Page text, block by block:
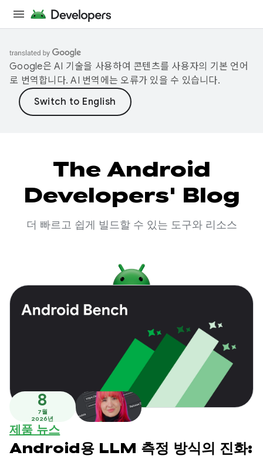
Google은 AI 기술을 사용하여 콘텐츠를 사용자의 기본 언어
로 번역합니다. AI 번역에는 오류가 있을 수 있습니다.
The Android
Developers' Blog
더 빠르고 쉽게 빌드할 수 있는 도구와 리소스
8
7월
2026년
제품 뉴스
Android용 LLM 측정 방식의 진화: